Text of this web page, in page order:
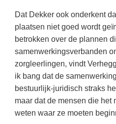
Seizoenen
Seksualiteit
Sinterklaas
Spelletjes
Sprookjes
Startpagina onderwijs
Tweede Wereldoorlog
Schoolspullen
Onderwijsvacatures
Afscheidstekst collega
Studieschuld &
Middelbare school
Studenten laptop
Dat Dekker ook onderkent
plaatsen niet goed wordt
betrokken over de plannen
samenwerkingsverbanden
zorgleerlingen, vindt
ik bang dat de
bestuurlijk-juridisch straks
maar dat de mensen die het
weten waar ze moeten